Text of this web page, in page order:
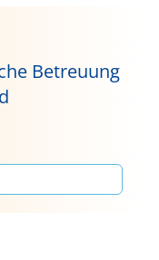
Betreuung